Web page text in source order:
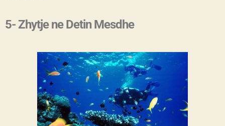
5- Zhytje ne Detin Mesdhe